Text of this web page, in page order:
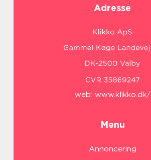
Adresse
web: www.klikko.dk/
Menu
Annoncering